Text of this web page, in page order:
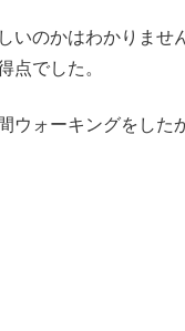
いのかはわかりませ
点でした。
ウォーキングをした